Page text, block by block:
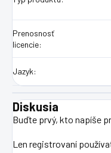
Prenosnosť
licencie:
Jazyk:
Diskusia
Buďte prvý, kto napíše
Len registrovaní